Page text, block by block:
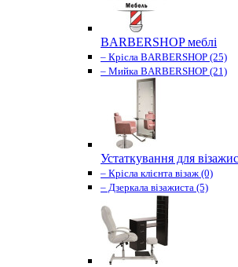
BARBERSHOP меблі
– Крісла BARBERSHOP (25)
– Мийка BARBERSHOP (21)
Устаткування для
– Крісла клієнта візаж (0)
– Дзеркала візажиста (5)